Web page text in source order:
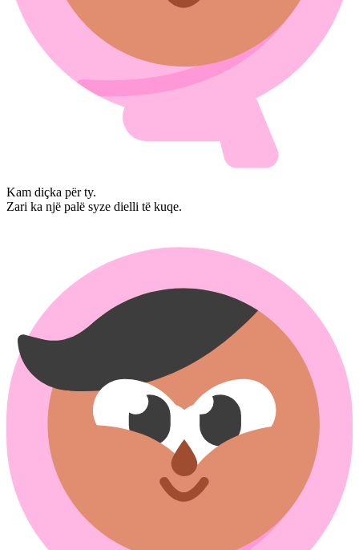
Kam diçka për ty.
Zari ka një palë syze dielli të kuqe.